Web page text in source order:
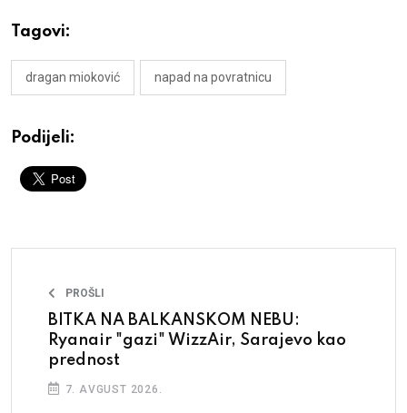
Tagovi:
dragan mioković napad na povratnicu
Podijeli:
PROŠLI
BITKA NA BALKANSKOM NEBU:
Ryanair "gazi" WizzAir, Sarajevo kao
prednost
7. AVGUST 2026.